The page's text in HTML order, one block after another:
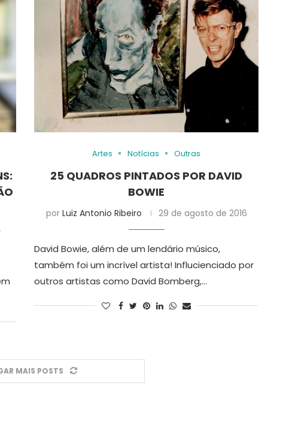
Artes Notícias Outras
25 QUADROS PINTADOS POR DAVID
BOWIE
por Luiz Antonio Ribeiro 29 de agosto de 2016
David Bowie, além de um lendário músico,
também foi um incrível artista! Influcienciado por
outros artistas como David Bomberg,…
MAIS POSTS